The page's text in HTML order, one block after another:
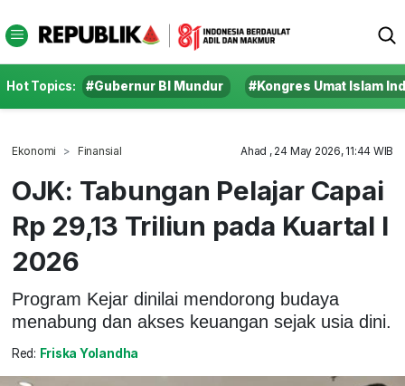
Hot Topics: #Gubernur BI Mundur #Kongres Umat Islam
Ekonomi Finansial Ahad , 24 May 2026, 11:44 WIB
OJK: Tabungan Pelajar Capai
Rp 29,13 Triliun pada Kuartal I
2026
Program Kejar dinilai mendorong budaya
menabung dan akses keuangan sejak usia dini.
Red: Friska Yolandha